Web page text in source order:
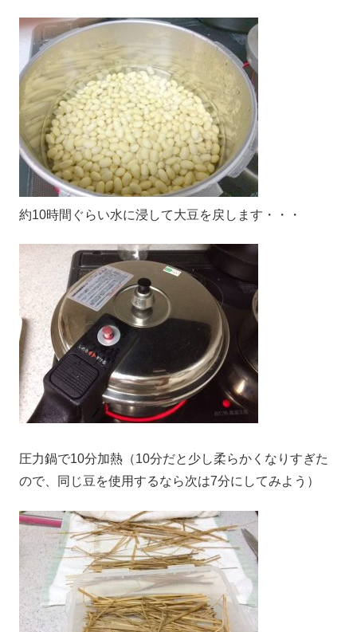
約10時間ぐらい水に浸して大豆を戻します・・・
圧力鍋で10分加熱（10分だと少し柔らかくなりすぎた
ので、同じ豆を使用するなら次は7分にしてみよう）